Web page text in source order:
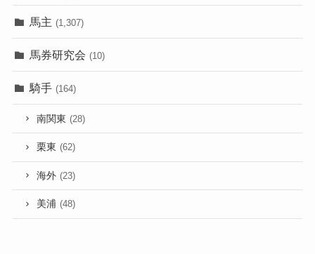
馬主 (1,307)
馬券研究会 (10)
騎手 (164)
南関東 (28)
栗東 (62)
海外 (23)
美浦 (48)